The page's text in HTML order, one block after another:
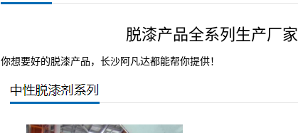
脱漆产品全系列生产厂
你想要好的脱漆产品，长沙阿凡达都能帮你提供！